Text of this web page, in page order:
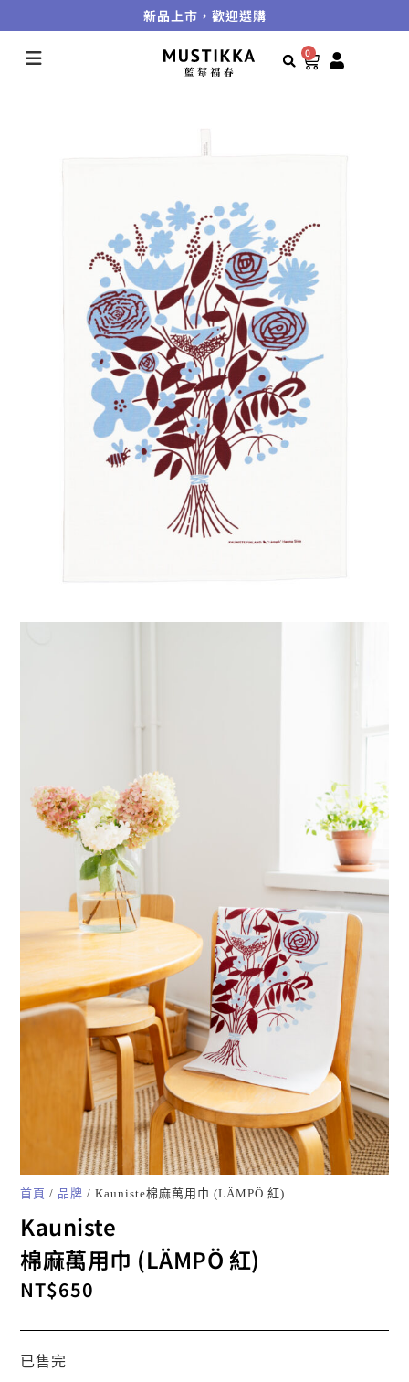
新品上市，歡迎選購
0
首頁 / 品牌 / Kauniste棉麻萬用巾 (LÄMPÖ 紅)
Kauniste
棉麻萬用巾 (LÄMPÖ 紅)
NT$650
已售完